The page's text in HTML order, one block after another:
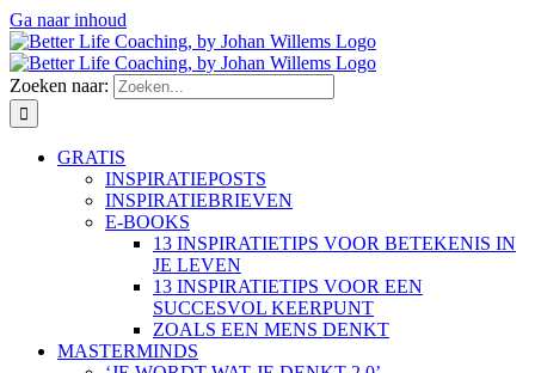
Ga naar inhoud
Zoeken naar:
GRATIS
INSPIRATIEPOSTS
INSPIRATIEBRIEVEN
E-BOOKS
13 INSPIRATIETIPS VOOR BETEKENIS IN
JE LEVEN
13 INSPIRATIETIPS VOOR EEN
SUCCESVOL KEERPUNT
ZOALS EEN MENS DENKT
MASTERMINDS